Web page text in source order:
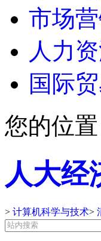
市场
人力
国际
您的位置
人大经
> 计算机科学与技术>